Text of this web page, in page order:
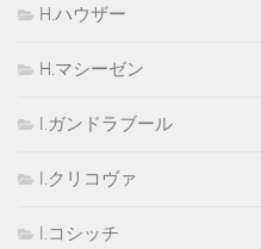
H.ハウザー
H.マシーゼン
I.ガンドラブール
I.クリコヴァ
I.コシッチ